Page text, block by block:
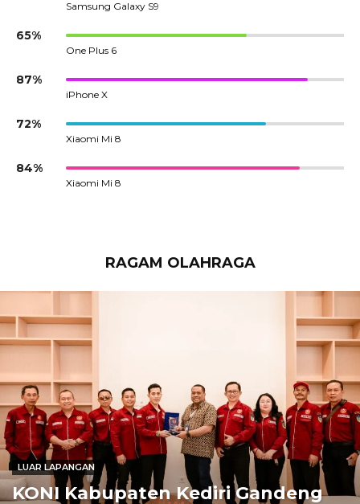
Samsung Galaxy S9
65%
One Plus 6
87%
iPhone X
72%
Xiaomi Mi 8
84%
Xiaomi Mi 8
RAGAM OLAHRAGA
LUAR LAPANGAN
KONI Kabupaten Kediri Gandeng